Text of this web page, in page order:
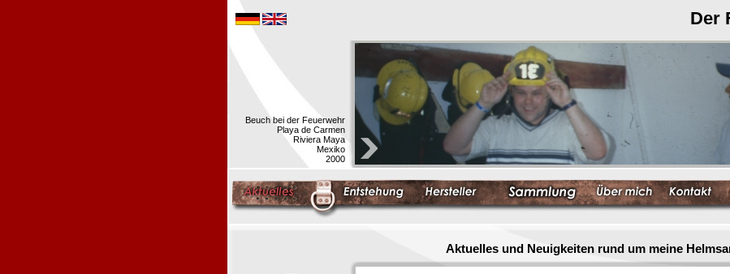
Der
Beuch bei der Feuerwehr
Playa de Carmen
Riviera Maya
Mexiko
2000
Aktuelles und Neuigkeiten rund um meine